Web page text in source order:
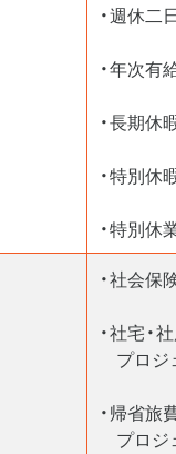
・週休二
・年次有
・長期休
・特別休
・特別休
・社会保
・社宅・
プロジ
・帰省旅
プロジ